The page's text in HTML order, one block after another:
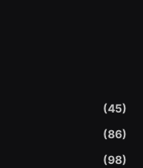
(45)
(86)
(98)